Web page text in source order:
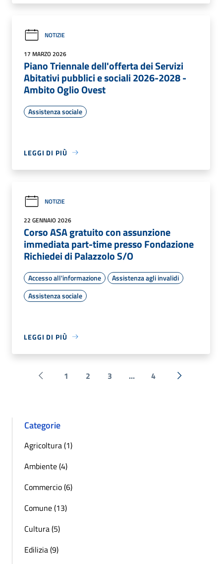
NOTIZIE
17 MARZO 2026
Piano Triennale dell'offerta dei Servizi
Abitativi pubblici e sociali 2026-2028 -
Ambito Oglio Ovest
Assistenza sociale
LEGGI DI PIÙ
NOTIZIE
22 GENNAIO 2026
Corso ASA gratuito con assunzione
immediata part-time presso Fondazione
Richiedei di Palazzolo S/O
Accesso all'informazione
Assistenza agli invalidi
Assistenza sociale
LEGGI DI PIÙ
Pagina precedente
1 2 3 ... 4 Successiva
Categorie
Agricoltura (1)
Ambiente (4)
Commercio (6)
Comune (13)
Cultura (5)
Edilizia (9)